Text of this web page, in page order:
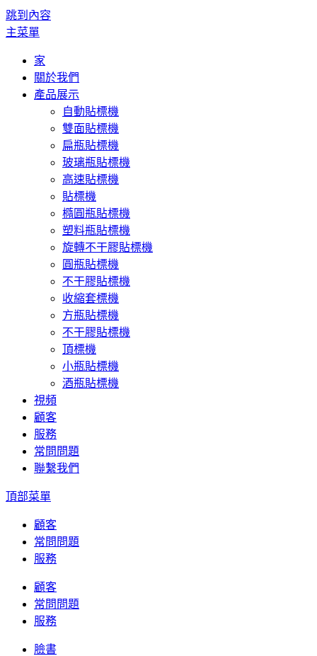
跳到內容
主菜單
家
關於我們
產品展示
自動貼標機
雙面貼標機
扁瓶貼標機
玻璃瓶貼標機
高速貼標機
貼標機
橢圓瓶貼標機
塑料瓶貼標機
旋轉不干膠貼標機
圓瓶貼標機
不干膠貼標機
收縮套標機
方瓶貼標機
不干膠貼標機
頂標機
小瓶貼標機
酒瓶貼標機
視頻
顧客
服務
常問問題
聯繫我們
頂部菜單
顧客
常問問題
服務
顧客
常問問題
服務
臉書